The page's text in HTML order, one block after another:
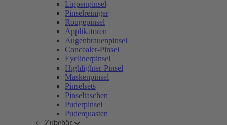
Lippenpinsel
Pinselreiniger
Rougepinsel
Applikatoren
Augenbrauenpinsel
Concealer-Pinsel
Eyelinerpinsel
Highlighter-Pinsel
Maskenpinsel
Pinselsets
Pinseltaschen
Puderpinsel
Puderquasten
Zubehör